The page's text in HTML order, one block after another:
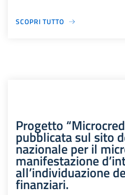
SCOPRI TUTTO
Progetto
pubblicata sul sito
nazionale per il
manifestazione
all’individuazione
finanziari.